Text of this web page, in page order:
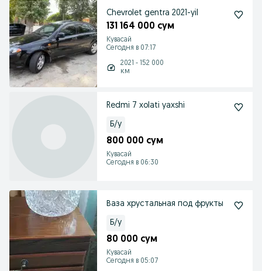
Chevrolet gentra 2021-yil
131 164 000 сум
Кувасай
Сегодня в 07:17
2021 - 152 000
км
Redmi 7 xolati yaxshi
Б/у
800 000 сум
Кувасай
Сегодня в 06:30
Ваза хрустальная под фрукты
Б/у
80 000 сум
Кувасай
Сегодня в 05:07